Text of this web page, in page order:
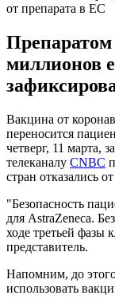
от препарата в ЕС
миллионов
Вакцина от
переносится
четверг, 11 марта,
телеканалу CNBC
стран отказались
"Безопасность
для AstraZeneca.
ходе третьей фазы
представитель.
Напомним, до
использовать